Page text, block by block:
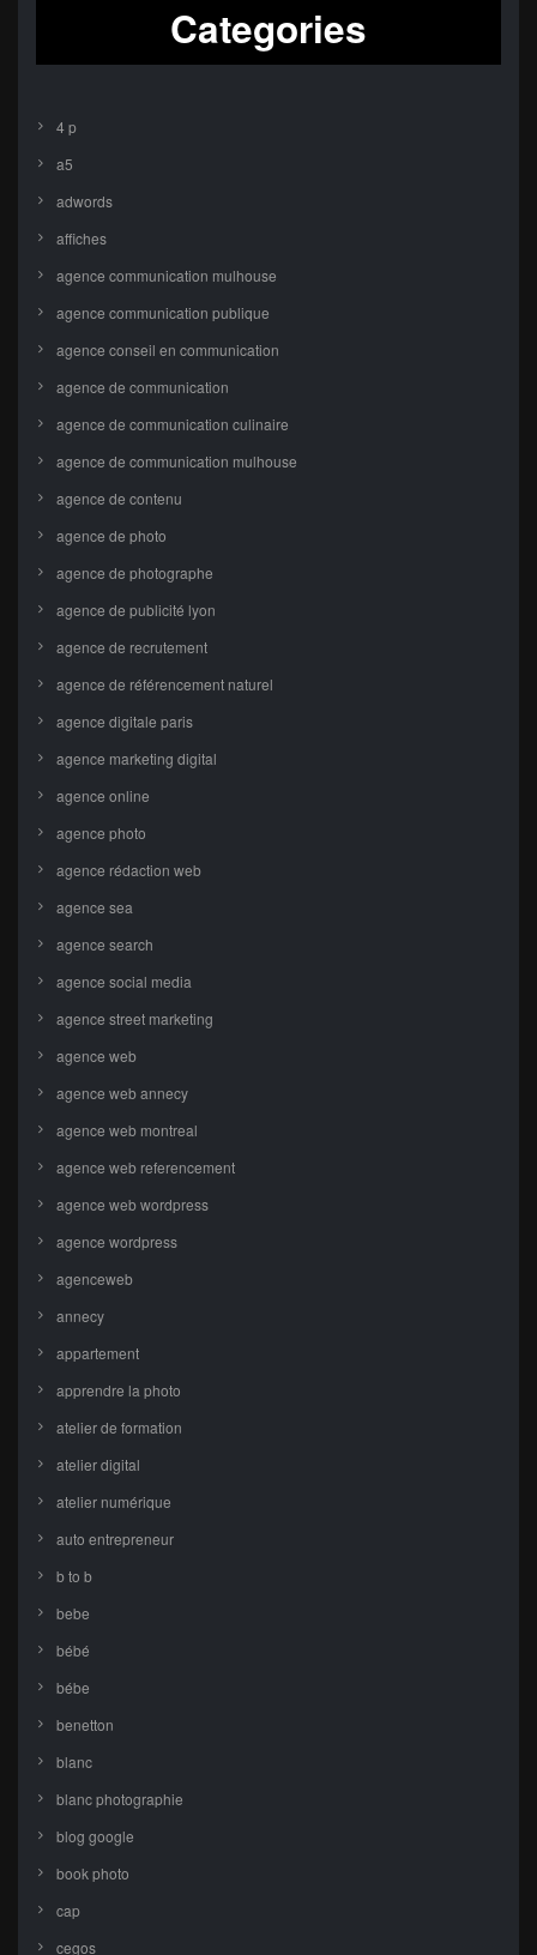
Categories
4 p
a5
adwords
affiches
agence communication mulhouse
agence communication publique
agence conseil en communication
agence de communication
agence de communication culinaire
agence de communication mulhouse
agence de contenu
agence de photo
agence de photographe
agence de publicité lyon
agence de recrutement
agence de référencement naturel
agence digitale paris
agence marketing digital
agence online
agence photo
agence rédaction web
agence sea
agence search
agence social media
agence street marketing
agence web
agence web annecy
agence web montreal
agence web referencement
agence web wordpress
agence wordpress
agenceweb
annecy
appartement
apprendre la photo
atelier de formation
atelier digital
atelier numérique
auto entrepreneur
b to b
bebe
bébé
bébe
benetton
blanc
blanc photographie
blog google
book photo
cap
cegos